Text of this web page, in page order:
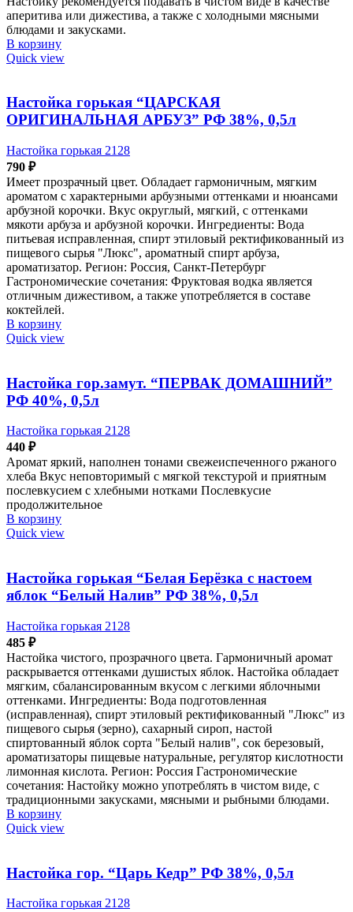
аперитива или дижестива, а также с холодными мясными
блюдами и закусками.
В корзину
Quick view
Настойка горькая “ЦАРСКАЯ
ОРИГИНАЛЬНАЯ АРБУЗ” РФ 38%, 0,5л
Настойка горькая 2128
790 ₽
Имеет прозрачный цвет. Обладает гармоничным, мягким
ароматом с характерными арбузными оттенками и нюансами
арбузной корочки. Вкус округлый, мягкий, с оттенками
мякоти арбуза и арбузной корочки. Ингредиенты: Вода
питьевая исправленная, спирт этиловый ректификованный из
пищевого сырья "Люкс", ароматный спирт арбуза,
ароматизатор. Регион: Россия, Санкт-Петербург
Гастрономические сочетания: Фруктовая водка является
отличным дижестивом, а также употребляется в составе
коктейлей.
В корзину
Quick view
Настойка гор.замут. “ПЕРВАК ДОМАШНИЙ”
РФ 40%, 0,5л
Настойка горькая 2128
440 ₽
Аромат яркий, наполнен тонами свежеиспеченного ржаного
хлеба Вкус неповторимый с мягкой текстурой и приятным
послевкусием с хлебными нотками Послевкусие
продолжительное
В корзину
Quick view
Настойка горькая “Белая Берёзка с настоем
яблок “Белый Налив” РФ 38%, 0,5л
Настойка горькая 2128
485 ₽
Настойка чистого, прозрачного цвета. Гармоничный аромат
раскрывается оттенками душистых яблок. Настойка обладает
мягким, сбалансированным вкусом с легкими яблочными
оттенками. Ингредиенты: Вода подготовленная
(исправленная), спирт этиловый ректификованный "Люкс" из
пищевого сырья (зерно), сахарный сироп, настой
спиртованный яблок сорта "Белый налив", сок березовый,
ароматизаторы пищевые натуральные, регулятор кислотности
лимонная кислота. Регион: Россия Гастрономические
сочетания: Настойку можно употреблять в чистом виде, с
традиционными закусками, мясными и рыбными блюдами.
В корзину
Quick view
Настойка гор. “Царь Кедр” РФ 38%, 0,5л
Настойка горькая 2128